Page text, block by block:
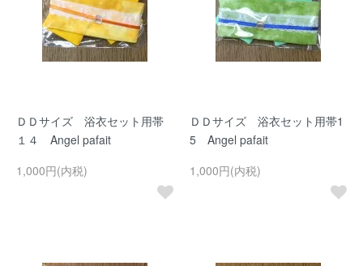
ＤＤサイズ 浴衣セット用帯
１４ Angel pafait
1,000円(内税)
ＤＤサイズ 浴衣セット用帯1
5 Angel pafait
1,000円(内税)